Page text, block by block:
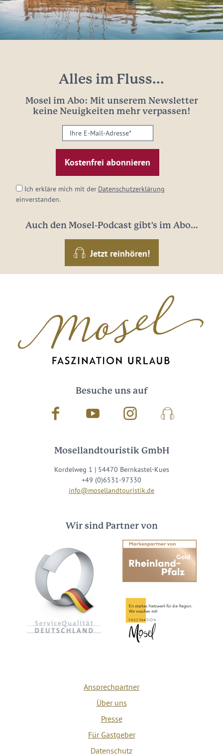
Alles im Fluss...
Mosel im Abo: Mit unserem Newsletter
keine Neuigkeiten mehr verpassen!
Ihre
E-
Mail-
Adresse:
Ich erkläre mich mit der Datenschutzerklärung
einverstanden.
Auch den Mosel-Podcast gibt's im Abo...
Jetzt reinhören!
Besuche uns auf
Facebook Youtube InstagramPodcast
Mosellandtouristik GmbH
Kordelweg 1 | 54470 Bernkastel-Kues
+49 (0)6531-97330
info@mosellandtouristik.de
Wir sind Partner von
Ansprechpartner
Über uns
Presse
Für Gastgeber
Datenschutz